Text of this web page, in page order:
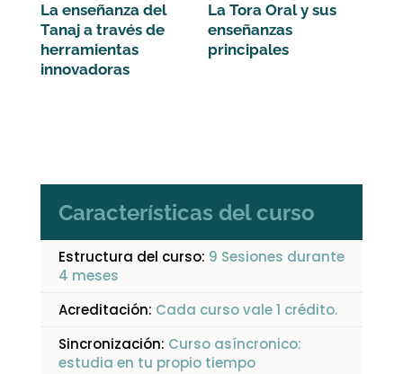
La enseñanza del
Tanaj a través de
herramientas
innovadoras
La Tora Oral y sus
enseñanzas
principales
Características del curso
Estructura del curso: 9 Sesiones durante
4 meses
Acreditación: Cada curso vale 1 crédito.
Sincronización: Curso asíncronico:
estudia en tu propio tiempo